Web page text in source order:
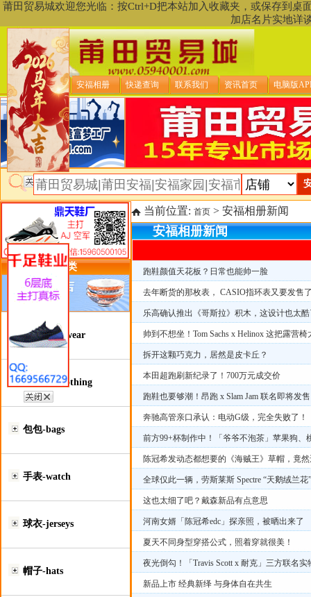
莆田贸易城欢迎您光临：按Ctrl+D把本站加入收藏夹，或保存到
加店名片实地详
贸易城首页 安福相册 快递查询 联系我们 资讯首页 电脑版
类目详细分类
鞋类-Footwear
服装类-Clothing
包包-bags
手表-watch
球衣-jerseys
帽子-hats
当前位置: 首页 > 安福相册新闻
安福相册新闻
跑鞋颜值天花板？日常也能帅一脸
去年断货的那枚表， CASIO指环表又要发售
乐高确认推出《哥斯拉》积木，这设计也太
帅到不想坐！Tom Sachs x Helinox 这把露营椅
拆开这颗巧克力，居然是皮卡丘？
本田超跑刷新纪录了！700万元成交价
跑鞋也要够潮！昂跑 x Slam Jam 联名即将发售
奔驰高管亲口承认：电动G级，完全失败了！
前方99+杯制作中！「爷爷不泡茶」苹果狗、
陈冠希发动态都想要的《海贼王》草帽，竟
全球仅此一辆，劳斯莱斯 Spectre “天鹅绒兰花
这也太细了吧？戴森新品有点意思
河南女婿「陈冠希edc」探亲照，被晒出来了
夏天不同身型穿搭公式，照着穿就很美！
夜光倒勾！「Travis Scott x 耐克」三方联名
新品上市 经典新绎 与身体自在共生